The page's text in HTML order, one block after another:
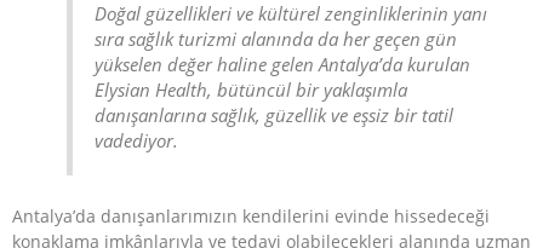
Doğal güzellikleri ve kültürel zenginliklerinin yanı
sıra sağlık turizmi alanında da her geçen gün
yükselen değer haline gelen Antalya’da kurulan
Elysian Health, bütüncül bir yaklaşımla
danışanlarına sağlık, güzellik ve eşsiz bir tatil
vadediyor.
Antalya’da danışanlarımızın kendilerini evinde hissedeceği
konaklama imkânlarıyla ve tedavi olabilecekleri alanında uzman